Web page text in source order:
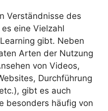
Verständnisse des
eine Vielzahl
gibt. Neben
Arten der Nutzung
von Videos,
Durchführung
gibt es auch
besonders häufig von